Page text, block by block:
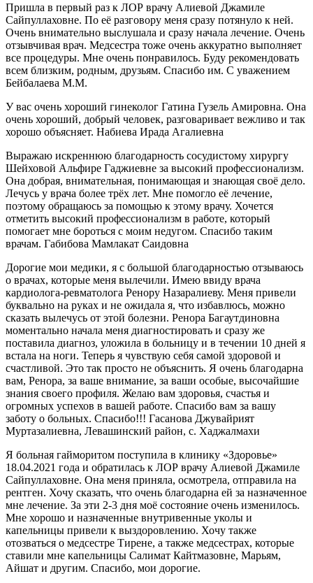
Пришла в первый раз к ЛОР врачу Алиевой Джамиле
Сайпуллаховне. По её разговору меня сразу потянуло к ней.
Очень внимательно выслушала и сразу начала лечение. Очень
отзывчивая врач. Медсестра тоже очень аккуратно выполняет
все процедуры. Мне очень понравилось. Буду рекомендовать
всем близким, родным, друзьям. Спасибо им. С уважением
Бейбалаева М.М.
У вас очень хороший гинеколог Гатина Гузель Амировна. Она
очень хороший, добрый человек, разговаривает вежливо и так
хорошо объясняет. Набиева Ирада Агалиевна
Выражаю искреннюю благодарность сосудистому хирургу
Шейховой Альфире Гаджиевне за высокий профессионализм.
Она добрая, внимательная, понимающая и знающая своё дело.
Лечусь у врача более трёх лет. Мне помогло её лечение,
поэтому обращаюсь за помощью к этому врачу. Хочется
отметить высокий профессионализм в работе, который
помогает мне бороться с моим недугом. Спасибо таким
врачам. Габибова Мамлакат Саидовна
Дорогие мои медики, я с большой благодарностью отзываюсь
о врачах, которые меня вылечили. Имею ввиду врача
кардиолога-ревматолога Ренору Назаралиеву. Меня привели
буквально на руках и не ожидала я, что избавлюсь, можно
сказать вылечусь от этой болезни. Ренора Багаутдиновна
моментально начала меня диагностировать и сразу же
поставила диагноз, уложила в больницу и в течении 10 дней я
встала на ноги. Теперь я чувствую себя самой здоровой и
счастливой. Это так просто не объяснить. Я очень благодарна
вам, Ренора, за ваше внимание, за ваши особые, высочайшие
знания своего профиля. Желаю вам здоровья, счастья и
огромных успехов в вашей работе. Спасибо вам за вашу
заботу о больных. Спасибо!!! Гасанова Джувайрият
Муртазалиевна, Левашинский район, с. Хаджалмахи
Я больная гайморитом поступила в клинику «Здоровье»
18.04.2021 года и обратилась к ЛОР врачу Алиевой Джамиле
Сайпуллаховне. Она меня приняла, осмотрела, отправила на
рентген. Хочу сказать, что очень благодарна ей за назначенное
мне лечение. За эти 2-3 дня моё состояние очень изменилось.
Мне хорошо и назначенные внутривенные уколы и
капельницы привели к выздоровлению. Хочу также
отозваться о медсестре Тирене, а также медсестрах, которые
ставили мне капельницы Салимат Кайтмазовне, Марьям,
Айшат и другим. Спасибо, мои дорогие.